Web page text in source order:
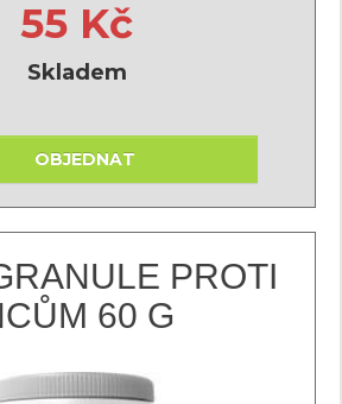
55 Kč
Skladem
OBJEDNAT
PROTI
60 G